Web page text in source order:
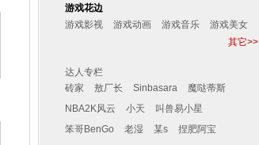
游戏花边
游戏影视
游戏动画 游戏音乐
游戏美女
其它>>
达人专栏
砖家
敖厂长 Sinbasara
魔哒蒂斯
NBA2K风云
小天
叫兽易小星
笨哥BenGo
老湿 某s
捏肥阿宝